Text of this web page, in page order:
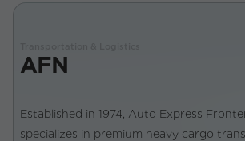
AFN
Established in 1974, Auto Express
specializes in premium heavy cargo